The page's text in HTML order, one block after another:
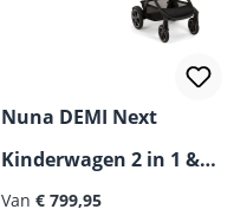
Nuna DEMI Next
Kinderwagen 2 in 1 &
Duo-Kinderwagen
Van € 799,95